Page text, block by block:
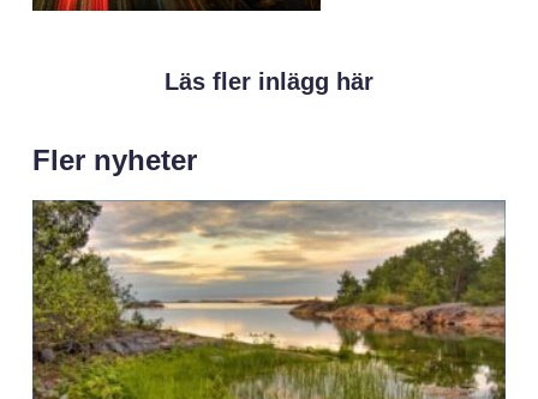
Läs fler inlägg här
Fler nyheter